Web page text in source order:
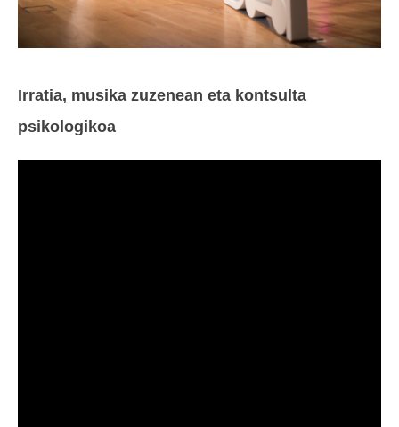
Irratia, musika zuzenean eta kontsulta
psikologikoa